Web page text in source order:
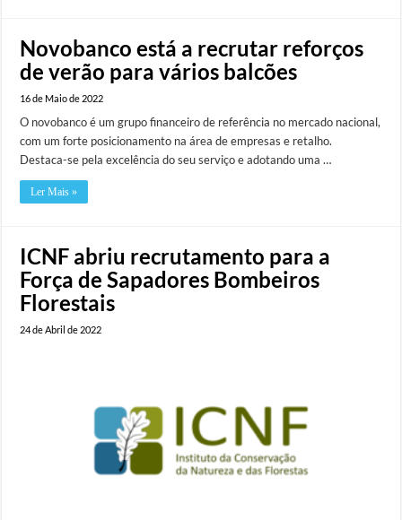
Novobanco está a recrutar reforços
de verão para vários balcões
16 de Maio de 2022
O novobanco é um grupo financeiro de referência no mercado nacional,
com um forte posicionamento na área de empresas e retalho.
Destaca-se pela excelência do seu serviço e adotando uma …
Ler Mais »
ICNF abriu recrutamento para a
Força de Sapadores Bombeiros
Florestais
24 de Abril de 2022